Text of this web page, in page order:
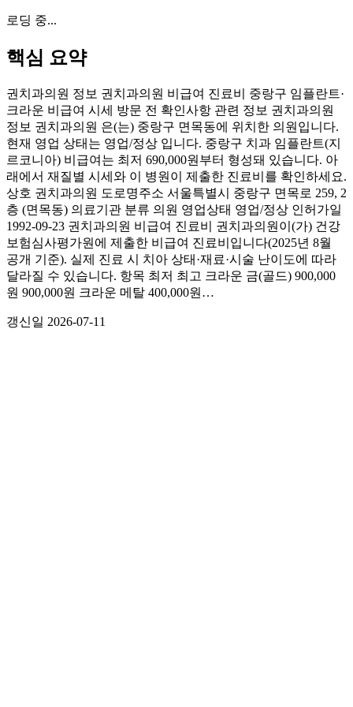
로딩 중...
핵심 요약
권치과의원 정보 권치과의원 비급여 진료비 중랑구 임플란트·
크라운 비급여 시세 방문 전 확인사항 관련 정보 권치과의원
정보 권치과의원 은(는) 중랑구 면목동에 위치한 의원입니다.
현재 영업 상태는 영업/정상 입니다. 중랑구 치과 임플란트(지
르코니아) 비급여는 최저 690,000원부터 형성돼 있습니다. 아
래에서 재질별 시세와 이 병원이 제출한 진료비를 확인하세요.
상호 권치과의원 도로명주소 서울특별시 중랑구 면목로 259, 2
층 (면목동) 의료기관 분류 의원 영업상태 영업/정상 인허가일
1992-09-23 권치과의원 비급여 진료비 권치과의원이(가) 건강
보험심사평가원에 제출한 비급여 진료비입니다(2025년 8월
공개 기준). 실제 진료 시 치아 상태·재료·시술 난이도에 따라
달라질 수 있습니다. 항목 최저 최고 크라운 금(골드) 900,000
원 900,000원 크라운 메탈 400,000원…
갱신일 2026-07-11